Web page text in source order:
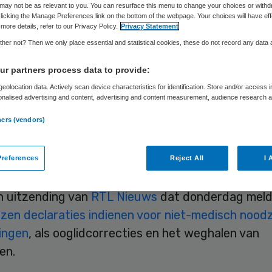
Skipr Redactie 20 mei 2013,08:22 36 keer gelezen
van fraude in de zorg duldt volgens minister
(Volksgezondheid) geen uitstel. Op aandringen
spreken Schippers en staatssecretaris Martin
met hen over de vele aanwijzingen voor
stuurde vrijdag een conceptrapport naar de
uitzending van RTL Nieuws dat donderdag
declaraties indienen voor niet-medisch
, als ooglidcorrecties en het weghalen van
not be as relevant to you. You can resurface this menu to change your choices or
the Manage Preferences link on the bottom of the webpage. Your choices will have
details, refer to our Privacy Policy.
Privacy Statement
not? Then we only place essential and statistical cookies, these do not record any data
partners process data to provide:
data. Actively scan device characteristics for identification. Store and/or access
advertising and content, advertising and content measurement, audience research
(vendors)
Reject All I